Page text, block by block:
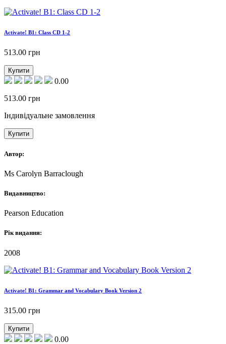
Activate! B1: Class CD 1-2
513.00 грн
Купити
0.00
513.00 грн
Індивідуальне замовлення
Купити
Автор:
Ms Carolyn Barraclough
Видавництво:
Pearson Education
Рік видання:
2008
Activate! B1: Grammar and Vocabulary Book Version 2
315.00 грн
Купити
0.00